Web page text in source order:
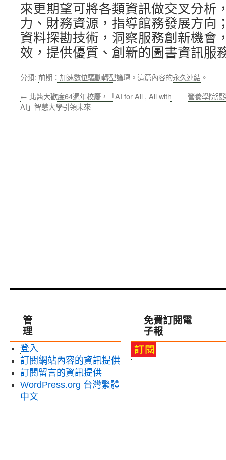
來更期望可將各類資訊做交叉分析
力、財務資源，指導館務發展方向
資料探勘技術，洞察服務創新機會
效，提供優質、創新的圖書資訊服
分類: 前期：加速數位驅動轉型論壇 。這篇內容的永久連結 。
← 北醫大歡度64週年校慶，「AI for All , All with
AI」智慧大學引領未來
營養學院張
管
理
登入
訂閱網站內容的資訊提供
訂閱留言的資訊提供
WordPress.org 台灣繁體
中文
免費訂閱電
子報